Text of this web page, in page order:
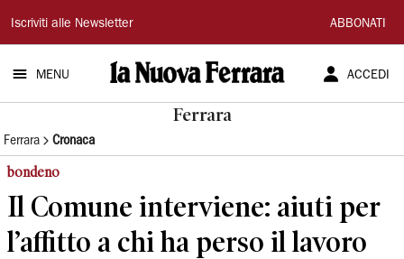
La
Nuova
Ferrara
Iscriviti alle Newsletter ABBONATI
MENU ACCEDI
Ferrara
Ferrara Cronaca
bondeno
Il Comune interviene: aiuti per
l’affitto a chi ha perso il lavoro